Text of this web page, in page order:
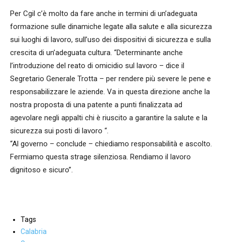
Per Cgil c’è molto da fare anche in termini di un’adeguata
formazione sulle dinamiche legate alla salute e alla sicurezza
sui luoghi di lavoro, sull’uso dei dispositivi di sicurezza e sulla
crescita di un’adeguata cultura. “Determinante anche
l’introduzione del reato di omicidio sul lavoro – dice il
Segretario Generale Trotta – per rendere più severe le pene e
responsabilizzare le aziende. Va in questa direzione anche la
nostra proposta di una patente a punti finalizzata ad
agevolare negli appalti chi è riuscito a garantire la salute e la
sicurezza sui posti di lavoro “.
“Al governo – conclude – chiediamo responsabilità e ascolto.
Fermiamo questa strage silenziosa. Rendiamo il lavoro
dignitoso e sicuro”.
Tags
Calabria